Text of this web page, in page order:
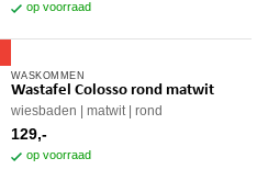
op voorraad
WASKOMMEN
Wastafel Colosso rond matwit
wiesbaden matwit rond
129,-
op voorraad